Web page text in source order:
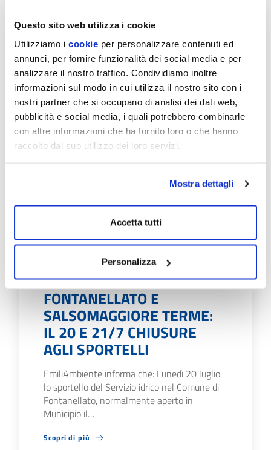
Questo sito web utilizza i cookie
Utilizziamo i cookie per personalizzare contenuti ed
annunci, per fornire funzionalità dei social media e per
analizzare il nostro traffico. Condividiamo inoltre
informazioni sul modo in cui utilizza il nostro sito con i
nostri partner che si occupano di analisi dei dati web,
pubblicità e social media, i quali potrebbero combinarle
con altre informazioni che ha fornito loro o che hanno
raccolto dal suo utilizzo dei loro servizi.
Mostra dettagli
Accetta tutti
Personalizza
27/07/26
SERVIZIO IDRICO: DA
EMILIAMBIENTE LA NUOVA
GUIDA PER I CITTADINI
EmiliAmbiente ha pubblicato la nuova "Guida
al Servizio”: uno strumento pratico ideato per
FONTANELLATO E
SALSOMAGGIORE TERME:
IL 20 E 21/7 CHIUSURE
AGLI SPORTELLI
EmiliAmbiente informa che: Lunedì 20 luglio
lo sportello del Servizio idrico nel Comune di
Fontanellato, normalmente aperto in
Municipio il…
Scopri di più